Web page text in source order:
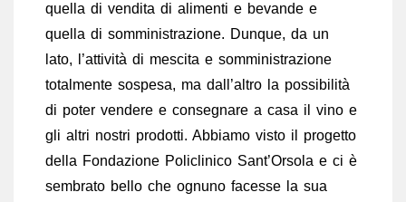
quella di vendita di alimenti e bevande e
quella di somministrazione. Dunque, da un
lato, l’attività di mescita e somministrazione
totalmente sospesa, ma dall’altro la possibilità
di poter vendere e consegnare a casa il vino e
gli altri nostri prodotti. Abbiamo visto il progetto
della Fondazione Policlinico Sant’Orsola e ci è
sembrato bello che ognuno facesse la sua